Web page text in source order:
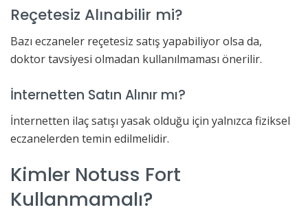
Reçetesiz Alınabilir mi?
Bazı eczaneler reçetesiz satış yapabiliyor olsa da,
doktor tavsiyesi olmadan kullanılmaması önerilir.
İnternetten Satın Alınır mı?
İnternetten ilaç satışı yasak olduğu için yalnızca fiziksel
eczanelerden temin edilmelidir.
Kimler Notuss Fort
Kullanmamalı?